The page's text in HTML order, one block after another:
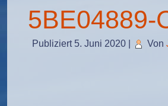
5BE04889-
Publiziert 5. Juni 2020 Von